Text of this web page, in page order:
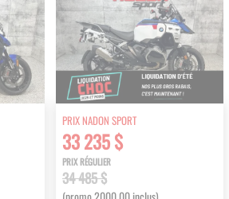
PRIX NADON SPORT
33 235 $
PRIX RÉGULIER
34 485 $